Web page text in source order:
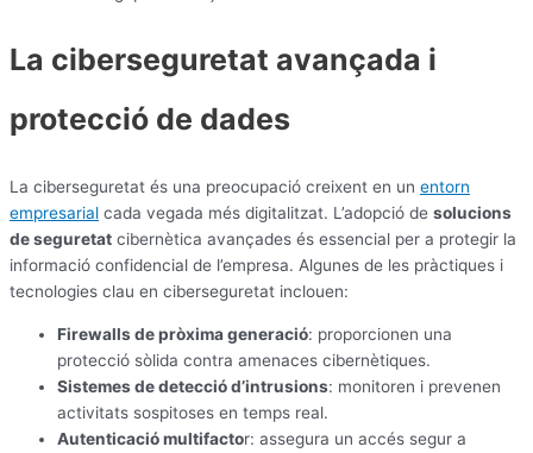
La ciberseguretat avançada i
protecció de dades
La ciberseguretat és una preocupació creixent en un entorn
empresarial cada vegada més digitalitzat. L’adopció de solucions
de seguretat cibernètica avançades és essencial per a protegir la
informació confidencial de l’empresa. Algunes de les pràctiques i
tecnologies clau en ciberseguretat inclouen:
Firewalls de pròxima generació: proporcionen una
protecció sòlida contra amenaces cibernètiques.
Sistemes de detecció d’intrusions: monitoren i prevenen
activitats sospitoses en temps real.
Autenticació multifactor: assegura un accés segur a